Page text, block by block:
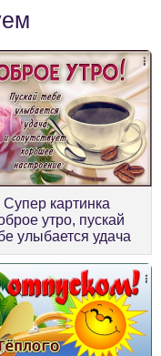
Супер картинка
утро, пускай
улыбается удача